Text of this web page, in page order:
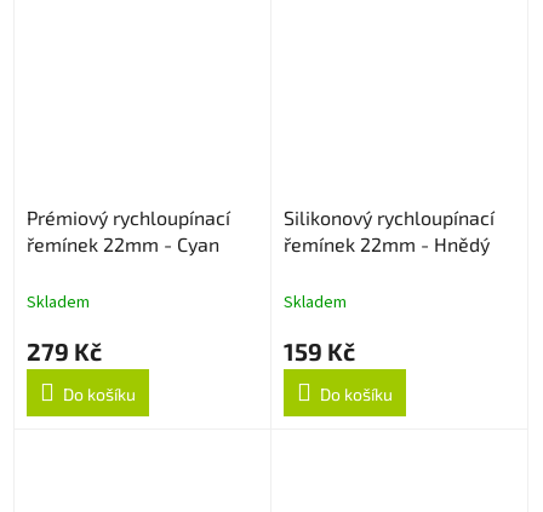
Prémiový rychloupínací
řemínek 22mm - Cyan
Skladem
279 Kč
Do košíku
Silikonový rychloupínací
řemínek 22mm - Hnědý
Skladem
159 Kč
Do košíku